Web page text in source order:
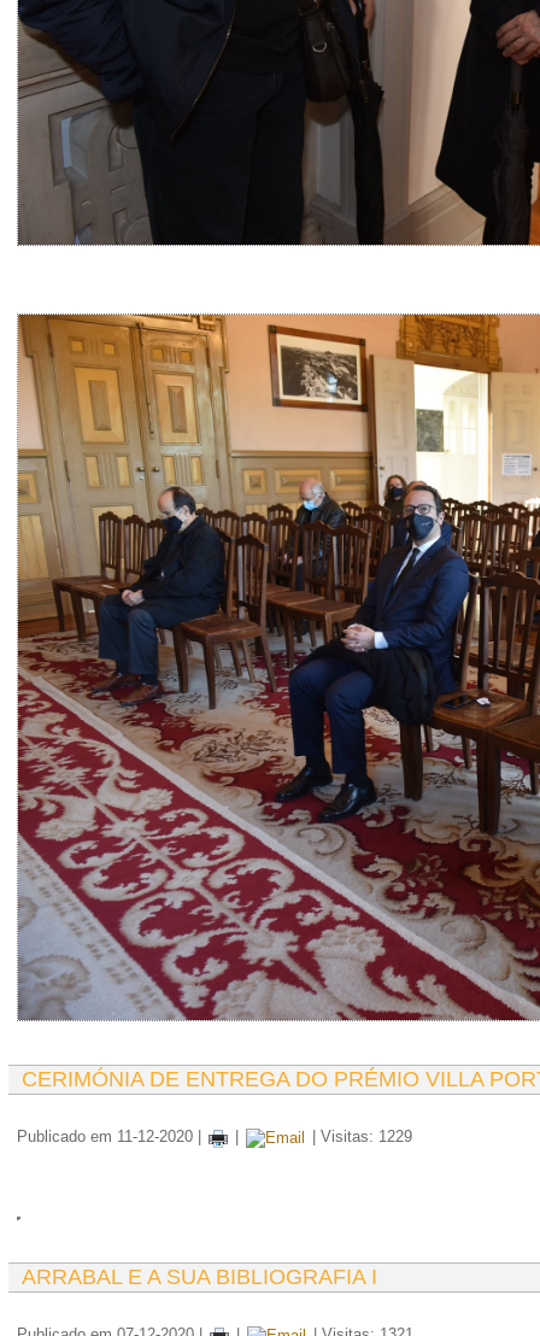
CERIMÓNIA DE ENTREGA DO PRÉMIO VILLA
Publicado em 11-12-2020 | Visitas: 1229
ARRABAL E A SUA BIBLIOGRAFIA I